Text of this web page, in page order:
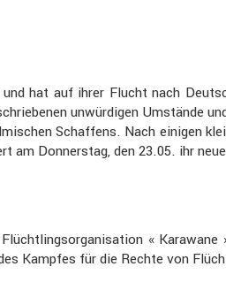
hat auf ihrer Flucht nach
unwür­digen Umstände
Schaf­fens. Nach einigen
am Donnerstag, den 23.05. ihr
«
Kampfes für die Rechte von